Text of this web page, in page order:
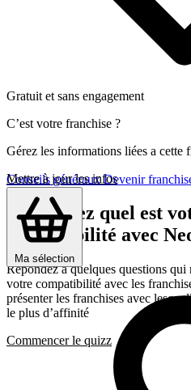
Conseils générauxDevenir
Ma sélection
Gratuit et sans engagement
C’est votre franchise ?
Gérez les informations liées a cette
Mettre à jour les infos
Découvrez quel est
compatibilité avec
Répondez a quelques questions
votre compatibilité avec les
présenter les franchises avec
le plus d’affinité
Commencer le quizz